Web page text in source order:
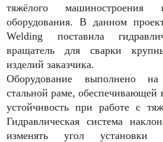
тяжёлого машиностроения
оборудования. В данном
Welding поставила
вращатель для сварки
изделий заказчика.
Оборудование выполнено
стальной раме, обеспечивающей
устойчивость при работе с
Гидравлическая система
изменять угол установки